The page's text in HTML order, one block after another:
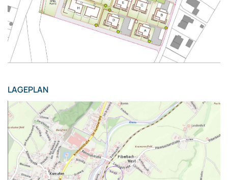
LAGEPLAN